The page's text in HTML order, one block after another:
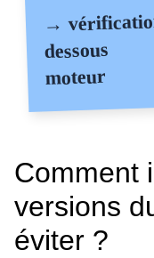
→
dessous
moteur
Comment
versions
éviter ?